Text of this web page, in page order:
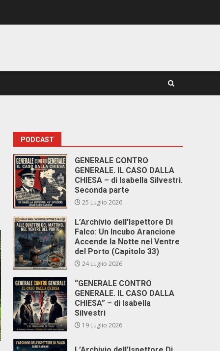
PODCAST
GENERALE CONTRO
GENERALE. IL CASO DALLA
CHIESA – di Isabella Silvestri.
Seconda parte
25 Luglio 2026
L’Archivio dell’Ispettore Di
Falco: Un Incubo Arancione
Accende la Notte nel Ventre
del Porto (Capitolo 33)
24 Luglio 2026
“GENERALE CONTRO
GENERALE. IL CASO DALLA
CHIESA” – di Isabella
Silvestri
19 Luglio 2026